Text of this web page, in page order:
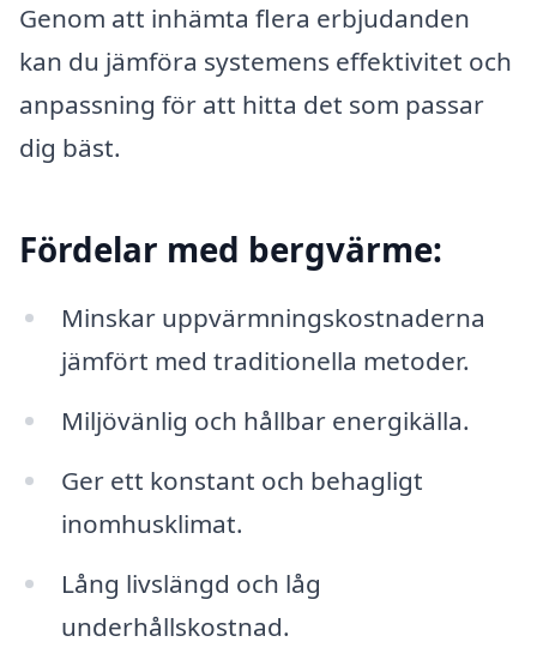
Genom att inhämta flera erbjudanden
kan du jämföra systemens effektivitet och
anpassning för att hitta det som passar
dig bäst.
Fördelar med bergvärme:
Minskar uppvärmningskostnaderna
jämfört med traditionella metoder.
Miljövänlig och hållbar energikälla.
Ger ett konstant och behagligt
inomhusklimat.
Lång livslängd och låg
underhållskostnad.